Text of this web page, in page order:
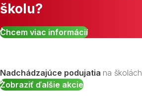
školu?
Chcem viac informácií
Nadchádzajúce podujatia na školách
Zobraziť ďalšie akcie